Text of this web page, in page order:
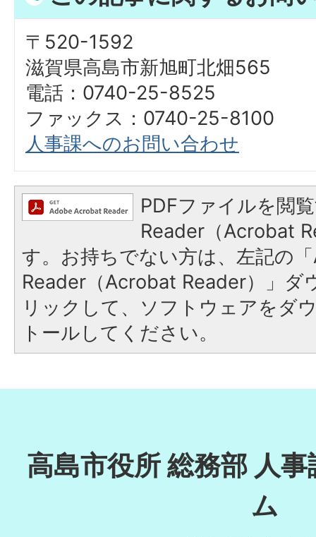
〒520-1592
滋賀県高島市新旭町北畑565
電話：0740-25-8525
ファックス：0740-25-8100
人事課へのお問い合わせ
PDFファイルを閲
Reader（Acrobat
す。お持ちでない方は、左記の
Reader（Acrobat Reader）」ダ
リックして、ソフトウェアをダ
トールしてください。
高島市役所 総務部 人
ム